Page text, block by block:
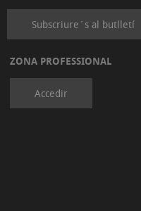
Subscriure´s al butlletí
ZONA PROFESSIONAL
Accedir